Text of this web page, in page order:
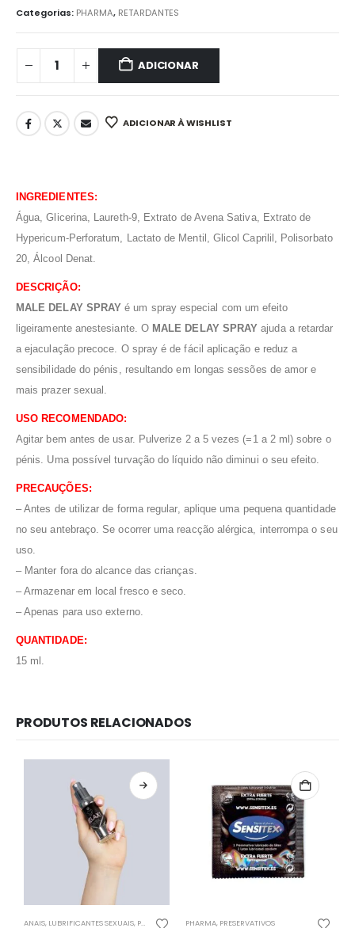
Categorias: PHARMA, RETARDANTES
ADICIONAR
ADICIONAR À WISHLIST
INGREDIENTES:
Água, Glicerina, Laureth-9, Extrato de Avena Sativa, Extrato de
Hypericum-Perforatum, Lactato de Mentil, Glicol Caprilil, Polisorbato
20, Álcool Denat.
DESCRIÇÃO:
MALE DELAY SPRAY é um spray especial com um efeito
ligeiramente anestesiante. OMALE DELAY SPRAY ajuda a retardar
a ejaculação precoce. O spray é de fácil aplicação e reduz a
sensibilidade do pénis, resultando em longas sessões de amor e
mais prazer sexual.
USO RECOMENDADO:
Agitar bem antes de usar. Pulverize 2 a 5 vezes (=1 a 2 ml) sobre o
pénis. Uma possível turvação do líquido não diminui o seu efeito.
PRECAUÇÕES:
– Antes de utilizar de forma regular, aplique uma pequena quantidade
no seu antebraço. Se ocorrer uma reacção alérgica, interrompa o seu
uso.
– Manter fora do alcance das crianças.
– Armazenar em local fresco e seco.
– Apenas para uso externo.
QUANTIDADE:
15 ml.
PRODUTOS RELACIONADOS
ANAIS, LUBRIFICANTES SEXUAIS, PHARMA PHARMA, PRESERVATIVOS
Redes Sociais
Métodos de Pagamento